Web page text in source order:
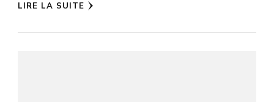
LIRE LA SUITE